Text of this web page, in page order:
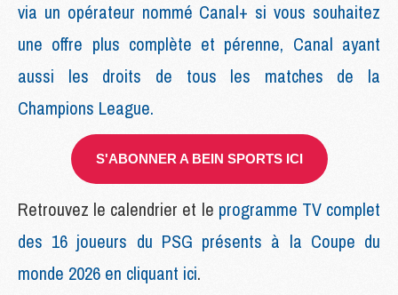
via un opérateur nommé Canal+ si vous souhaitez
une offre plus complète et pérenne, Canal ayant
aussi les droits de tous les matches de la
Champions League.
S'ABONNER A BEIN SPORTS ICI
Retrouvez le calendrier et le programme TV complet
des 16 joueurs du PSG présents à la Coupe du
monde 2026 en cliquant ici.